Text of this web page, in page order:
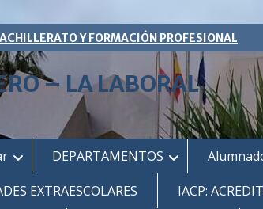
Y FORMACIÓN PROFESIONAL
– LA LABORAL
DEPARTAMENTOS
EXTRAESCOLARES
IACP: